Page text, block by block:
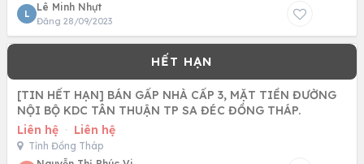
L
Lê Minh Nhựt
Đăng 28/09/2023
[TIN HẾT HẠN] BÁN GẤP NHÀ CẤP 3, MẶT TIỀN ĐƯỜNG
NỘI BỘ KDC TÂN THUẬN TP SA ĐÉC ĐỒNG THÁP.
Liên hệ · Liên hệ
Tỉnh Đồng Tháp